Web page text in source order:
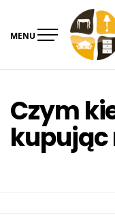
content
MENU
Czym
kupując